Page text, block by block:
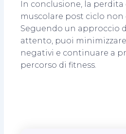
In conclusione, la perdita
muscolare post ciclo non
Seguendo un approccio
attento, puoi
negativi e continuare a
percorso di fitness.